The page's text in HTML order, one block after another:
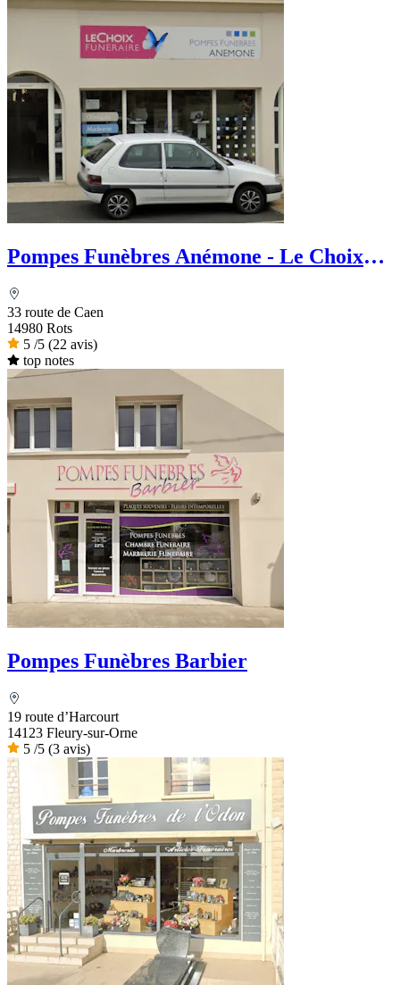
Pompes Funèbres Anémone - Le Choix
33 route de Caen
14980 Rots
5 /5 (22 avis)
top notes
Pompes Funèbres Barbier
19 route d’Harcourt
14123 Fleury-sur-Orne
5 /5 (3 avis)